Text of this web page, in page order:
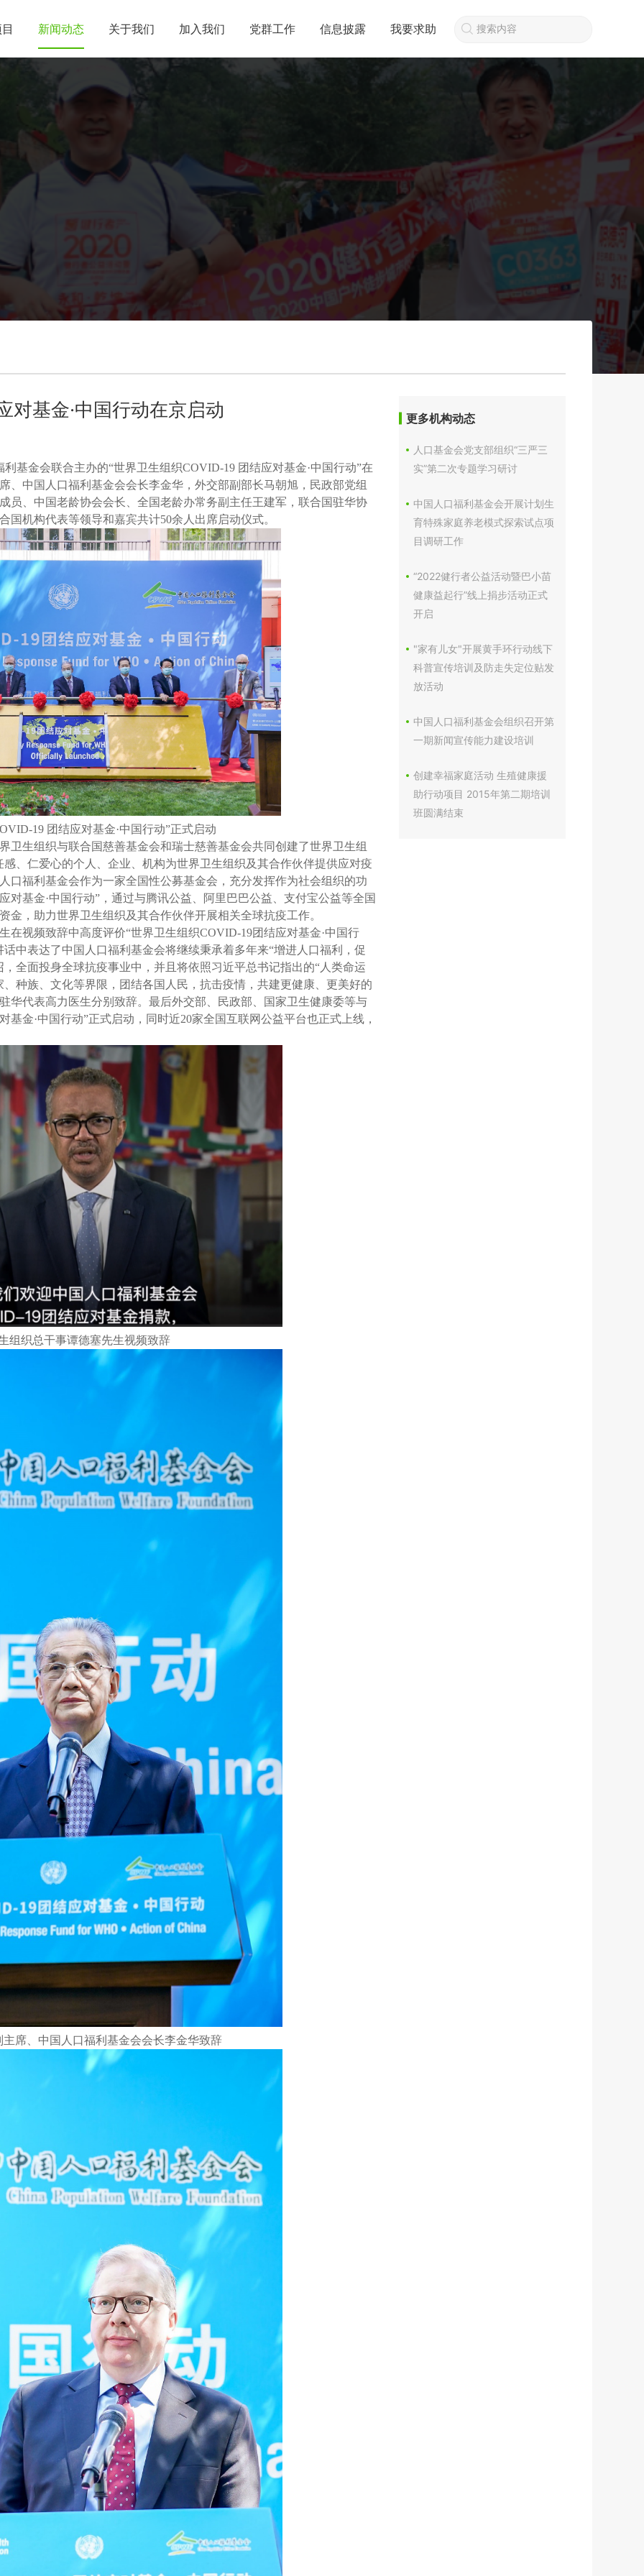
新闻动态 关于我们 加入我们 党群工作 信息披露 我要求助
对基金·中国行动在京启动
基金会联合主办的“世界卫生组织COVID-19 团结应对基金·中国行动”在
、中国人口福利基金会会长李金华，外交部副部长马朝旭，民政部党组
员、中国老龄协会会长、全国老龄办常务副主任王建军，联合国驻华协
国机构代表等领导和嘉宾共计50余人出席启动仪式。
19 团结应对基金·中国行动”正式启动
卫生组织与联合国慈善基金会和瑞士慈善基金会共同创建了世界卫生组
、仁爱心的个人、企业、机构为世界卫生组织及其合作伙伴提供应对疫
口福利基金会作为一家全国性公募基金会，充分发挥作为社会组织的功
对基金·中国行动”，通过与腾讯公益、阿里巴巴公益、支付宝公益等全国
金，助力世界卫生组织及其合作伙伴开展相关全球抗疫工作。
在视频致辞中高度评价“世界卫生组织COVID-19团结应对基金·中国行
中表达了中国人口福利基金会将继续秉承着多年来“增进人口福利，促
全面投身全球抗疫事业中，并且将依照习近平总书记指出的“人类命运
种族、文化等界限，团结各国人民，抗击疫情，共建更健康、更美好的
华代表高力医生分别致辞。最后外交部、民政部、国家卫生健康委等与
金·中国行动”正式启动，同时近20家全国互联网公益平台也正式上线，
组织总干事谭德塞先生视频致辞
席、中国人口福利基金会会长李金华致辞
更多机构动态
人口基金会党支部组织“三严三
实”第二次专题学习研讨
中国人口福利基金会开展计划生
育特殊家庭养老模式探索试点项
目调研工作
“2022健行者公益活动暨巴小苗
健康益起行”线上捐步活动正式
开启
"家有儿女"开展黄手环行动线下
科普宣传培训及防走失定位贴发
放活动
中国人口福利基金会组织召开第
一期新闻宣传能力建设培训
创建幸福家庭活动 生殖健康援
助行动项目 2015年第二期培训
班圆满结束